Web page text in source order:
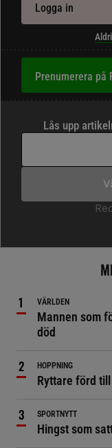
Logga in
Prenumerera på
VÄRLDEN
Mannen som
död
HOPPNING
Ryttare förd
SPORTNYTT
Hingst som